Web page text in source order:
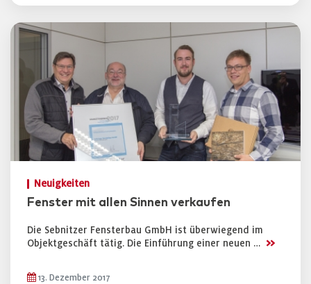
Neuigkeiten
Fenster mit allen Sinnen verkaufen
Die Sebnitzer Fensterbau GmbH ist überwiegend im
Objektgeschäft tätig. Die Einführung einer neuen … >>
13. Dezember 2017